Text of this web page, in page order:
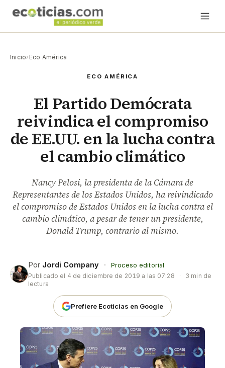
Inicio› Eco América
ECO AMÉRICA
El Partido Demócrata
reivindica el compromiso
de EE.UU. en la lucha contra
el cambio climático
Nancy Pelosi, la presidenta de la Cámara de
Representantes de los Estados Unidos, ha reivindicado
el compromiso de Estados Unidos en la lucha contra el
cambio climático, a pesar de tener un presidente,
Donald Trump, contrario al mismo.
Por Jordi Company ·
Proceso editorial
Publicado el 4 de diciembre de 2019 a las 07:28 ·
3 min de
lectura
Prefiere Ecoticias en Google